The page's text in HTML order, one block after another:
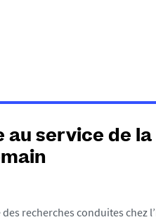
service de
recherches conduites